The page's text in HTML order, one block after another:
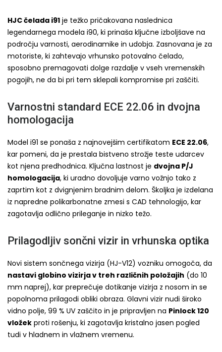
HJC čelada i91 je težko pričakovana naslednica
legendarnega modela i90, ki prinaša ključne izboljšave na
področju varnosti, aerodinamike in udobja. Zasnovana je za
motoriste, ki zahtevajo vrhunsko potovalno čelado,
sposobno premagovati dolge razdalje v vseh vremenskih
pogojih, ne da bi pri tem sklepali kompromise pri zaščiti.
Varnostni standard ECE 22.06 in dvojna
homologacija
Model i91 se ponaša z najnovejšim certifikatom ECE 22.06,
kar pomeni, da je prestala bistveno strožje teste udarcev
kot njena predhodnica. Ključna lastnost je dvojna P/J
homologacija, ki uradno dovoljuje varno vožnjo tako z
zaprtim kot z dvignjenim bradnim delom. Školjka je izdelana
iz napredne polikarbonatne zmesi s CAD tehnologijo, kar
zagotavlja odlično prileganje in nizko težo.
Prilagodljiv sončni vizir in vrhunska optika
Novi sistem sončnega vizirja (HJ-V12) vozniku omogoča, da
nastavi globino vizirja v treh različnih položajih (do 10
mm naprej), kar preprečuje dotikanje vizirja z nosom in se
popolnoma prilagodi obliki obraza. Glavni vizir nudi široko
vidno polje, 99 % UV zaščito in je pripravljen na Pinlock 120
vložek proti rošenju, ki zagotavlja kristalno jasen pogled
tudi v hladnem in vlažnem vremenu.